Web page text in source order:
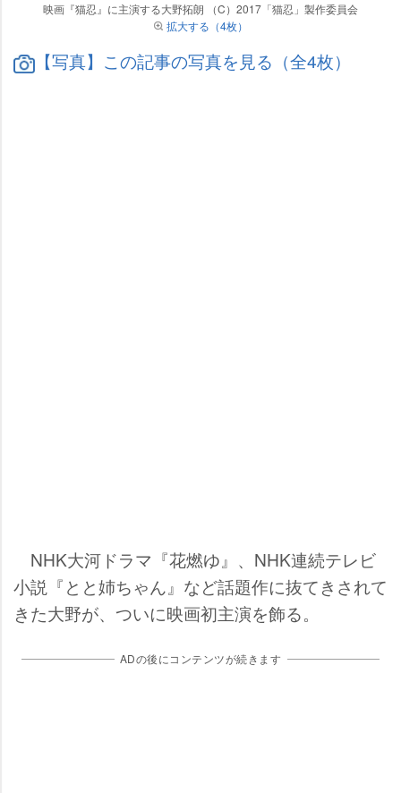
映画『猫忍』に主演する大野拓朗 （C）2017「猫忍」製作委員会
拡大する（4枚）
【写真】この記事の写真を見る（全4枚）
NHK大河ドラマ『花燃ゆ』、NHK連続テレビ
小説『とと姉ちゃん』など話題作に抜てきされて
きた大野が、ついに映画初主演を飾る。
ADの後にコンテンツが続きます